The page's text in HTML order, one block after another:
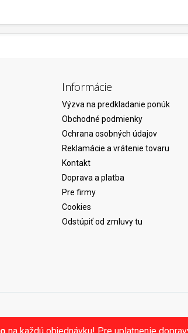
Informácie
Výzva na predkladanie ponúk
Obchodné podmienky
Ochrana osobných údajov
Reklamácie a vrátenie tovaru
Kontakt
Doprava a platba
Pre firmy
Cookies
Odstúpiť od zmluvy tu